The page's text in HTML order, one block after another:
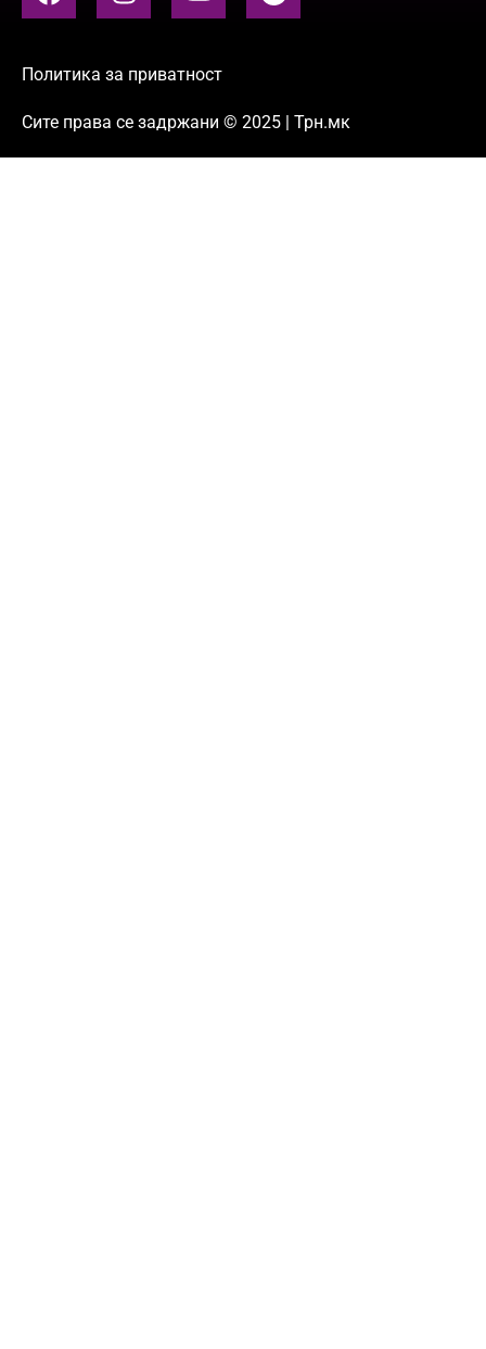
Политика за приватност
Сите права се задржани © 2025 | Трн.мк